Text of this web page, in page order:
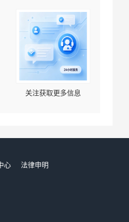
关注获取更多信息
心
法律申明